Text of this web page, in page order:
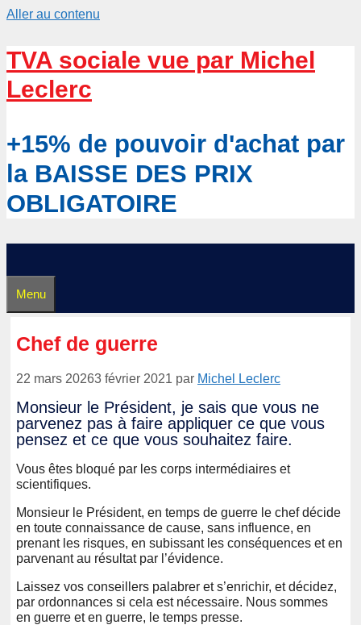
Aller au contenu
TVA sociale vue par Michel
Leclerc
+15% de pouvoir d'achat par
la BAISSE DES PRIX
OBLIGATOIRE
Menu
Chef de guerre
22 mars 20263 février 2021 par Michel Leclerc
Monsieur le Président, je sais que vous ne
parvenez pas à faire appliquer ce que vous
pensez et ce que vous souhaitez faire.
Vous êtes bloqué par les corps intermédiaires et
scientifiques.
Monsieur le Président, en temps de guerre le chef décide
en toute connaissance de cause, sans influence, en
prenant les risques, en subissant les conséquences et en
parvenant au résultat par l’évidence.
Laissez vos conseillers palabrer et s’enrichir, et décidez,
par ordonnances si cela est nécessaire. Nous sommes
en guerre et en guerre, le temps presse.